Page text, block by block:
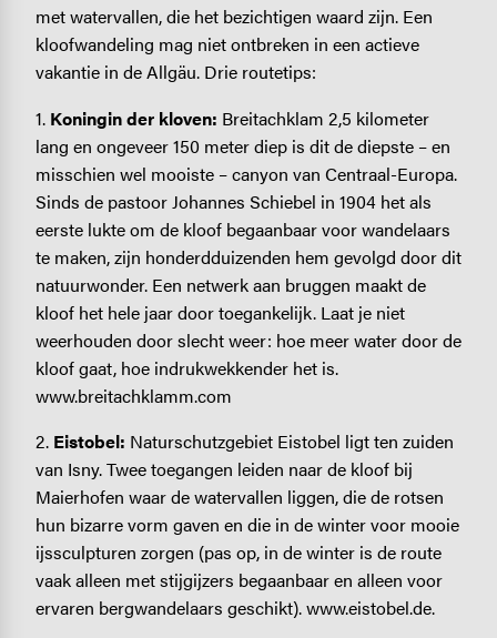
met watervallen, die het bezichtigen waard zijn. Een
kloofwandeling mag niet ontbreken in een actieve
vakantie in de Allgäu. Drie routetips:
1. Koningin der kloven: Breitachklam 2,5 kilometer
lang en ongeveer 150 meter diep is dit de diepste – en
misschien wel mooiste – canyon van Centraal-Europa.
Sinds de pastoor Johannes Schiebel in 1904 het als
eerste lukte om de kloof begaanbaar voor wandelaars
te maken, zijn honderdduizenden hem gevolgd door dit
natuurwonder. Een netwerk aan bruggen maakt de
kloof het hele jaar door toegankelijk. Laat je niet
weerhouden door slecht weer: hoe meer water door de
kloof gaat, hoe indrukwekkender het is.
www.breitachklamm.com
2.Eistobel: Naturschutzgebiet Eistobel ligt ten zuiden
van Isny. Twee toegangen leiden naar de kloof bij
Maierhofen waar de watervallen liggen, die de rotsen
hun bizarre vorm gaven en die in de winter voor mooie
ijssculpturen zorgen (pas op, in de winter is de route
vaak alleen met stijgijzers begaanbaar en alleen voor
ervaren bergwandelaars geschikt). www.eistobel.de.